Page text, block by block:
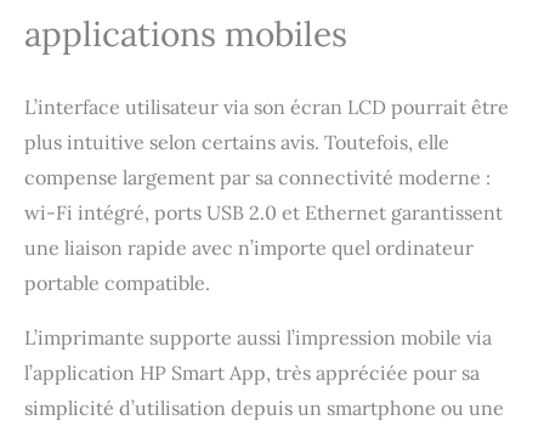
elle est conçue
cartouches utilisant une
puce HP originale ; les
cartouches utilisant une
puce non HP pourraient
ne pas fonctionner ou
cesser de fonctionner
applications mobiles
L’interface utilisateur via son écran LCD pourrait être
plus intuitive selon certains avis. Toutefois, elle
compense largement par sa connectivité moderne :
wi-Fi intégré, ports USB 2.0 et Ethernet garantissent
une liaison rapide avec n’importe quel ordinateur
portable compatible.
L’imprimante supporte aussi l’impression mobile via
l’application HP Smart App, très appréciée pour sa
simplicité d’utilisation depuis un smartphone ou une